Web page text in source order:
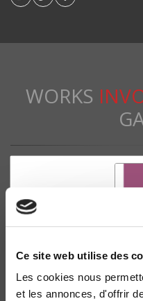
Ce site web utilise des
Les cookies nous
et les annonces, d'offrir
WORKS